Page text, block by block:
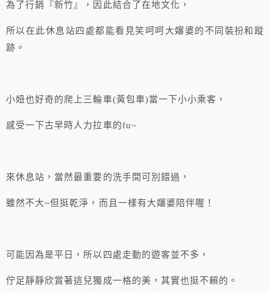
為了行銷『新竹』，因此結合了在地文化，
所以在此休息站四處都能看見笑呵呵大嬸婆的不同裝扮和蹤
跡。
小妞也好奇的爬上三輪車(黃包車)當一下小小乘客，
感受一下古早時人力拉車的fu~
來休息站，當然最重要的洗手間可別錯過，
雖然不大~但挺乾淨，而且一樣有大嬸婆陪伴喔！
可能因為是平日，所以四處走動的遊客並不多，
佇足靜靜欣賞著這兒獨成一格的美，其實也挺不賴的。